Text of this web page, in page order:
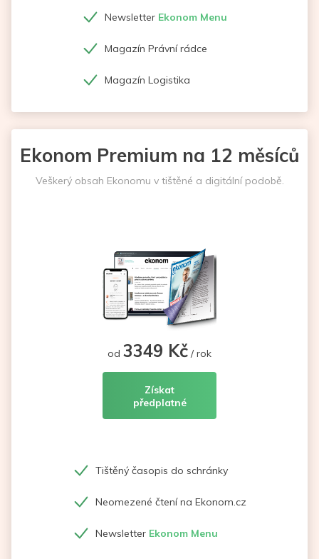
Newsletter Ekonom Menu
Magazín Právní rádce
Magazín Logistika
Ekonom Premium na 12 měsíců
Veškerý obsah Ekonomu v tištěné a digitální podobě.
od 3349 Kč / rok
Získat
předplatné
Tištěný časopis do schránky
Neomezené čtení na Ekonom.cz
Newsletter Ekonom Menu